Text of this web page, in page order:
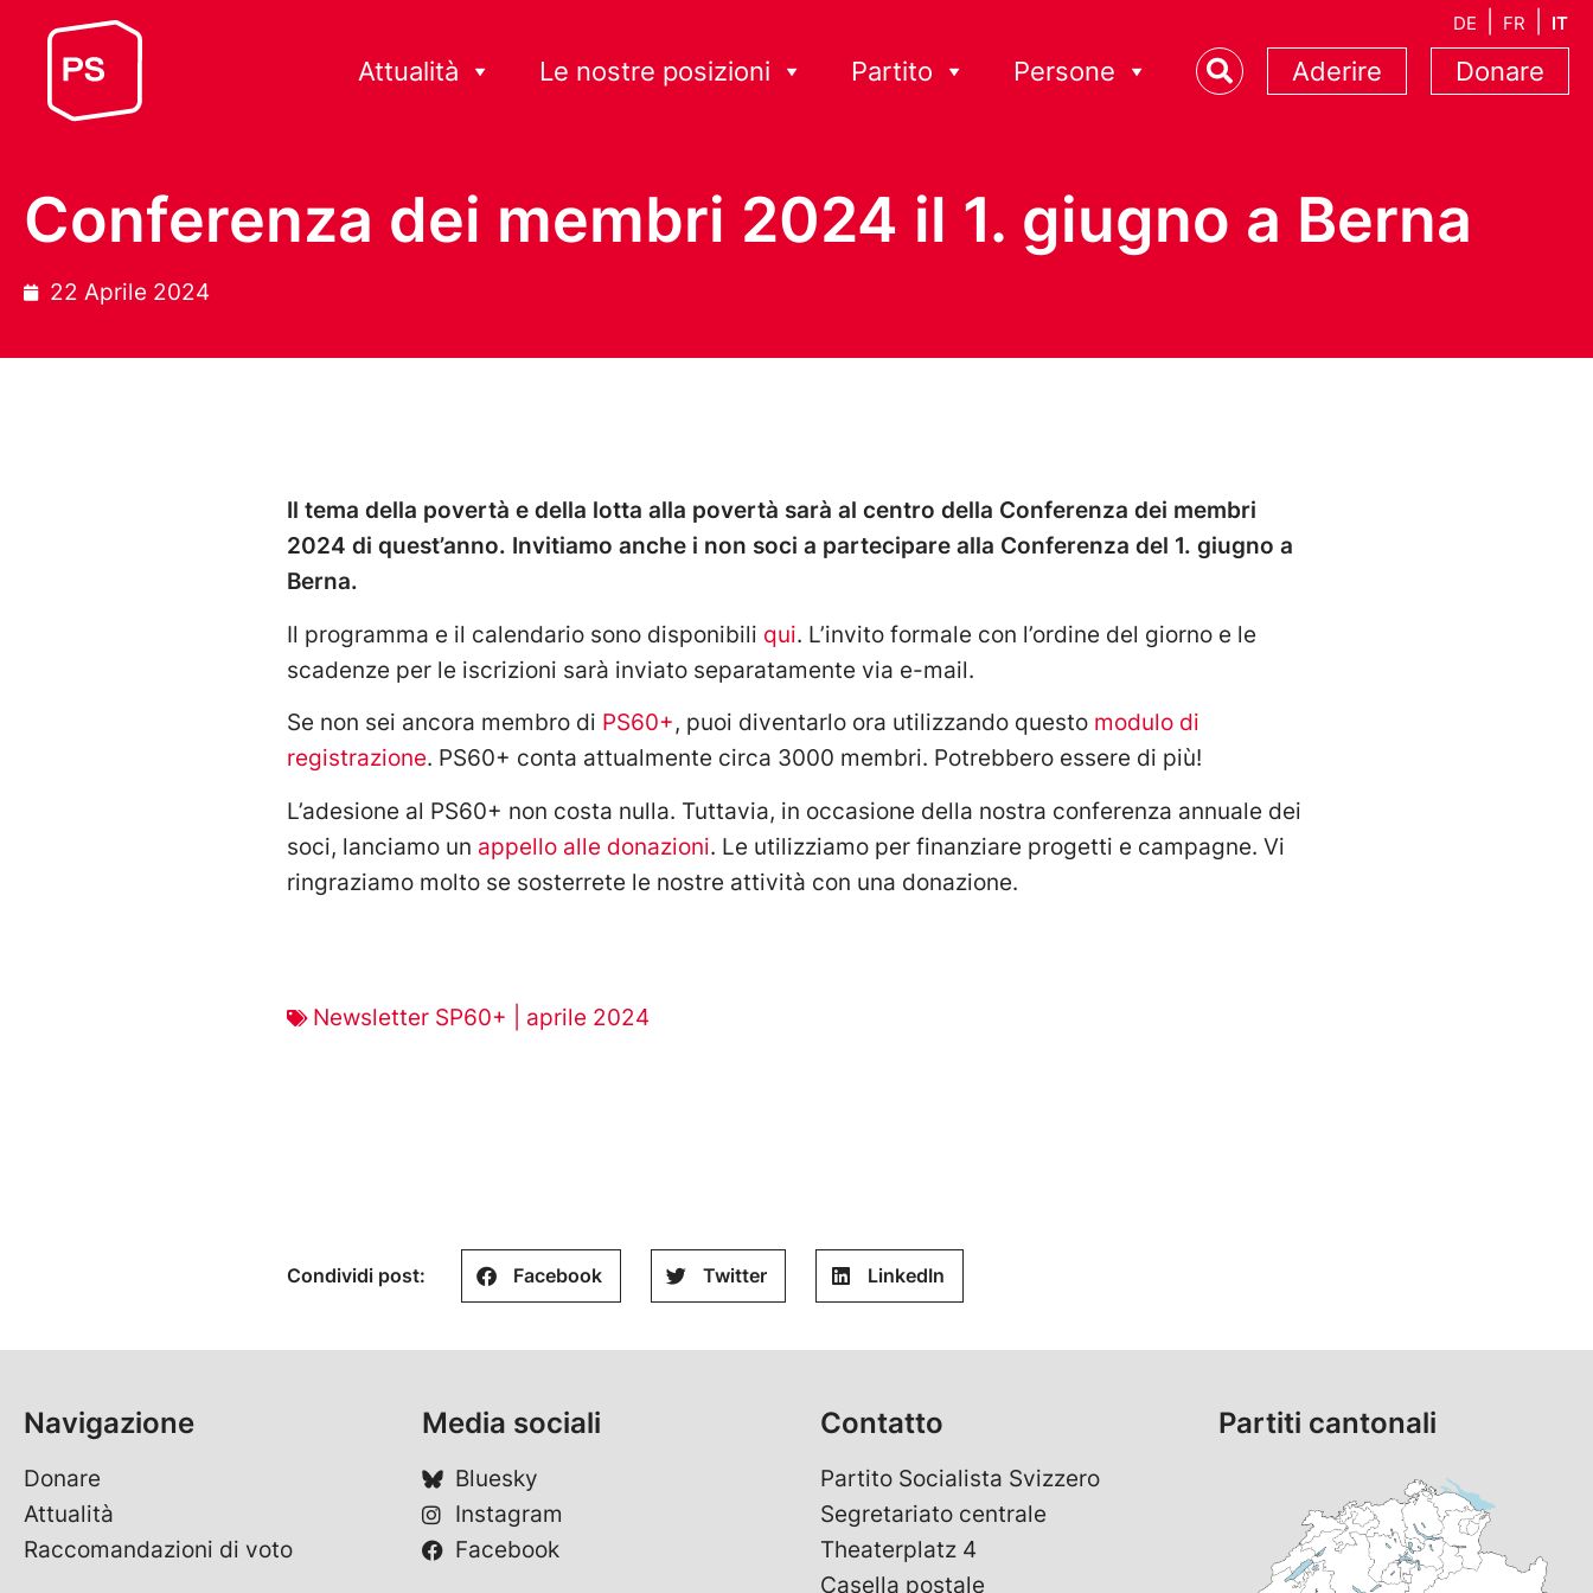
DE FR IT
Attualità Le nostre posizioni Partito Persone Aderire Donare
Conferenza dei membri 2024 il 1. giugno a Berna
22 Aprile 2024
Il tema della povertà e della lotta alla povertà sarà al centro della Conferenza dei membri
2024 di quest’anno. Invitiamo anche i non soci a partecipare alla Conferenza del 1. giugno a
Berna.
Il programma e il calendario sono disponibili qui. L’invito formale con l’ordine del giorno e le
scadenze per le iscrizioni sarà inviato separatamente via e-mail.
Se non sei ancora membro di PS60+, puoi diventarlo ora utilizzando questo modulo di
registrazione. PS60+ conta attualmente circa 3000 membri. Potrebbero essere di più!
L’adesione al PS60+ non costa nulla. Tuttavia, in occasione della nostra conferenza annuale dei
soci, lanciamo un appello alle donazioni. Le utilizziamo per finanziare progetti e campagne. Vi
ringraziamo molto se sosterrete le nostre attività con una donazione.
Newsletter SP60+ | aprile 2024
Condividi post: Facebook Twitter LinkedIn
Navigazione
Donare
Attualità
Raccomandazioni di voto
Media sociali
Bluesky
Instagram
Facebook
Contatto
Partito Socialista Svizzero
Segretariato centrale
Theaterplatz 4
Casella postale
Partiti cantonali